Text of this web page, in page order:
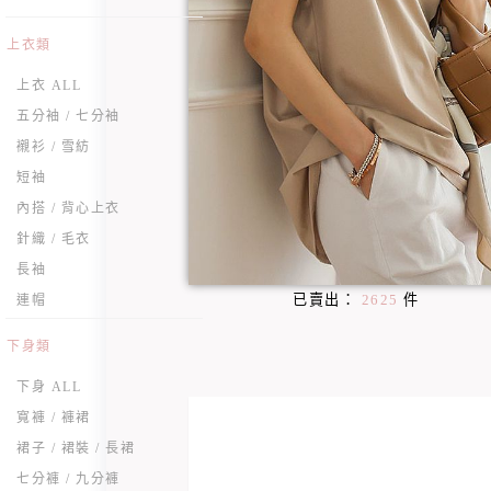
上衣類
上衣 ALL
五分袖 / 七分袖
襯衫 / 雪紡
短袖
內搭 / 背心上衣
針織 / 毛衣
長袖
連帽
下身類
下身 ALL
寬褲 / 褲裙
裙子 / 裙裝 / 長裙
七分褲 / 九分褲
已賣出： 2625 件